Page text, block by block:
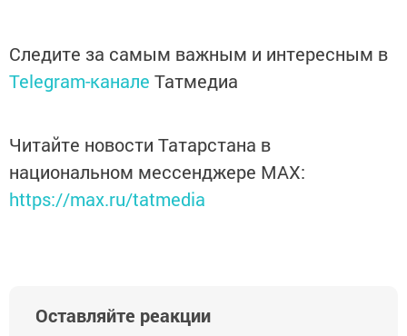
Следите за самым важным и интересным в
Telegram-канале Татмедиа
Читайте новости Татарстана в
национальном мессенджере MАХ:
https://max.ru/tatmedia
Оставляйте реакции